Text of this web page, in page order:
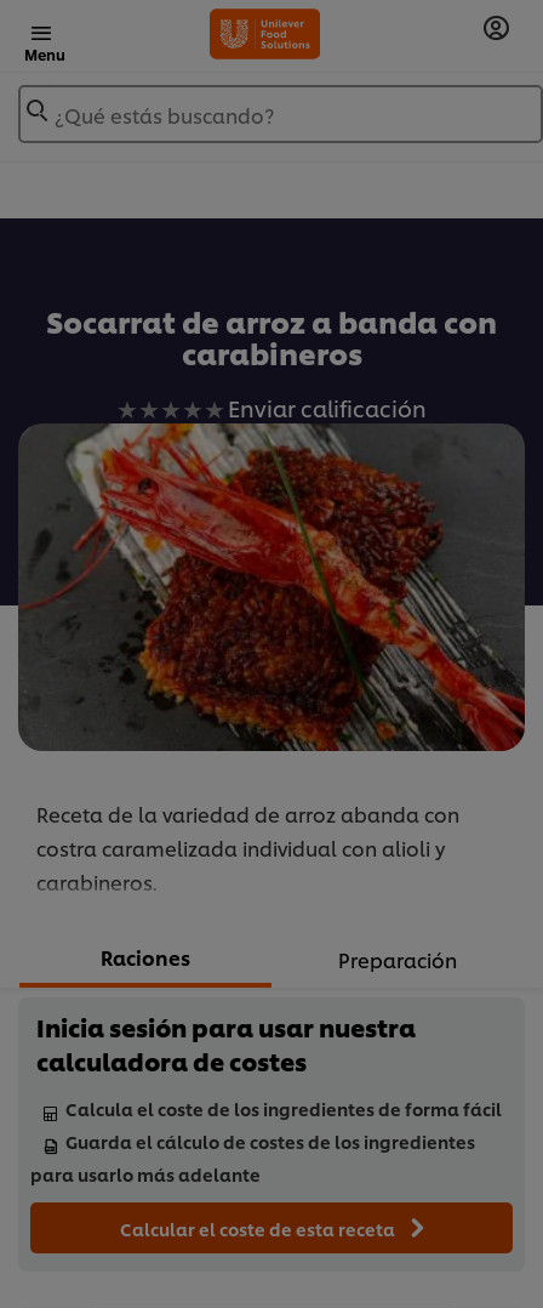
Menu
¿Qué estás buscando?
Socarrat de arroz a banda con
carabineros
No
se
han
enviado
calificaciones
para
este
recipe
Enviar calificación
Receta de la variedad de arroz abanda con
costra caramelizada individual con alioli y
carabineros.
Raciones Preparación
Inicia sesión para usar nuestra
calculadora de costes
Calcula el coste de los ingredientes de forma fácil
Guarda el cálculo de costes de los ingredientes
para usarlo más adelante
Calcular el coste de esta receta